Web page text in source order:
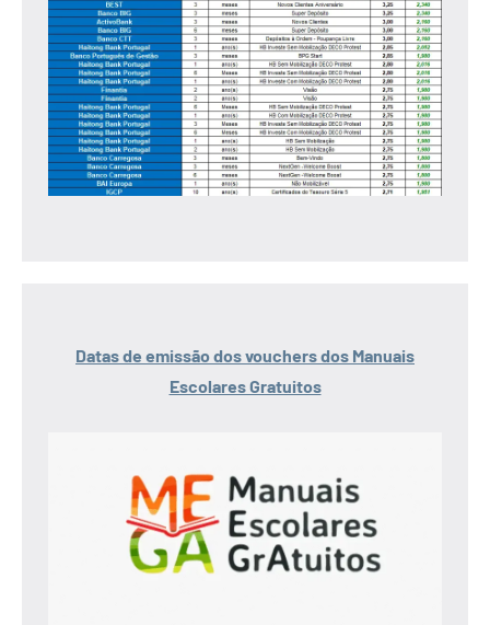
Datas de emissão dos vouchers dos Manuais
Escolares Gratuitos